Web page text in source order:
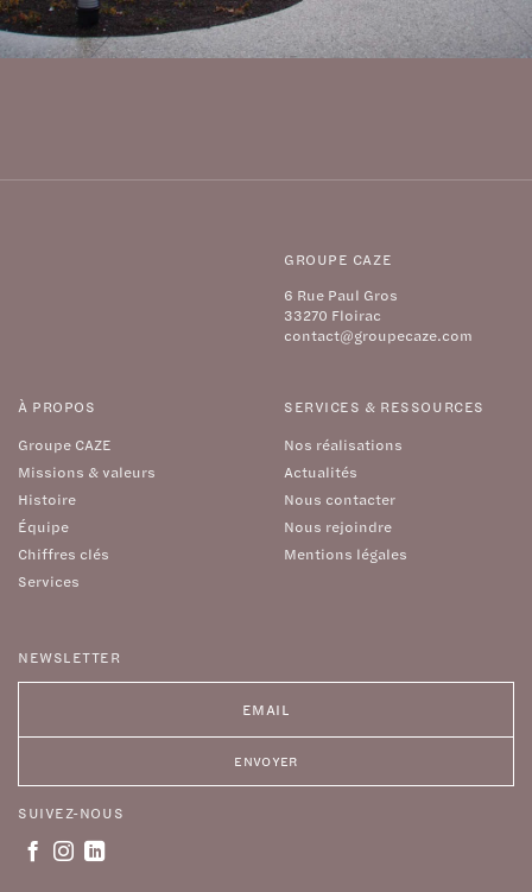
GROUPE CAZE
6 Rue Paul Gros
33270 Floirac
contact@groupecaze.com
À PROPOS
Groupe CAZE
Missions & valeurs
Histoire
Équipe
Chiffres clés
Services
SERVICES & RESSOURCES
Nos réalisations
Actualités
Nous contacter
Nous rejoindre
Mentions légales
NEWSLETTER
SUIVEZ-NOUS